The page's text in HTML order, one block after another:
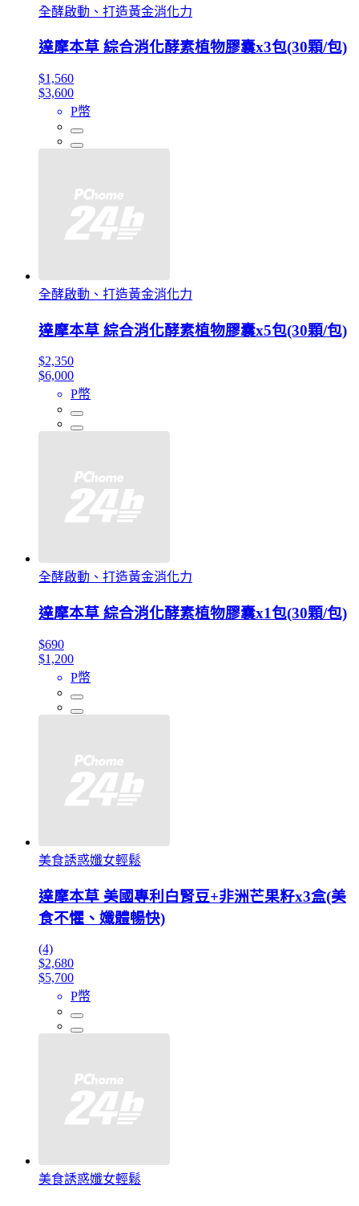
全酵啟動、打造黃金消化力
達摩本草 綜合消化酵素植物膠囊x3包(30顆/包)
$1,560
$3,600
P幣
全酵啟動、打造黃金消化力
達摩本草 綜合消化酵素植物膠囊x5包(30顆/包)
$2,350
$6,000
P幣
全酵啟動、打造黃金消化力
達摩本草 綜合消化酵素植物膠囊x1包(30顆/包)
$690
$1,200
P幣
美食誘惑孅女輕鬆
達摩本草 美國專利白腎豆+非洲芒果籽x3盒(美
食不懼、孅體暢快)
(4)
$2,680
$5,700
P幣
美食誘惑孅女輕鬆